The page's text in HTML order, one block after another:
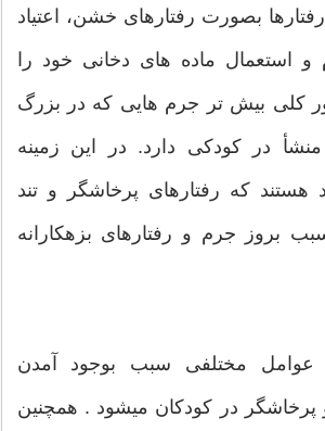
بصورت رفتارهای خشن، اعتياد
استعمال ماده های دخانی خود را
کلی بیش تر جرم هایی که در بزرگ
در کودکی دارد. در این زمينه
هستند که رفتارهای پرخاشگر و تند
بروز جرم و رفتارهای بزهکارانه
عوامل مختلفی سبب بوجود آمدن
پرخاشگر در کودکان ميشود . همچنين